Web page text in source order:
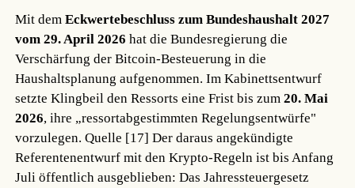
Mit demEckwertebeschluss zum Bundeshaushalt 2027
vom 29. April 2026 hat die Bundesregierung die
Verschärfung der Bitcoin-Besteuerung in die
Haushaltsplanung aufgenommen. Im Kabinettsentwurf
setzte Klingbeil den Ressorts eine Frist bis zum20. Mai
2026, ihre „ressortabgestimmten Regelungsentwürfe"
vorzulegen.Quelle [17] Der daraus angekündigte
Referentenentwurf mit den Krypto-Regeln ist bis Anfang
Juli öffentlich ausgeblieben: Das Jahressteuergesetz